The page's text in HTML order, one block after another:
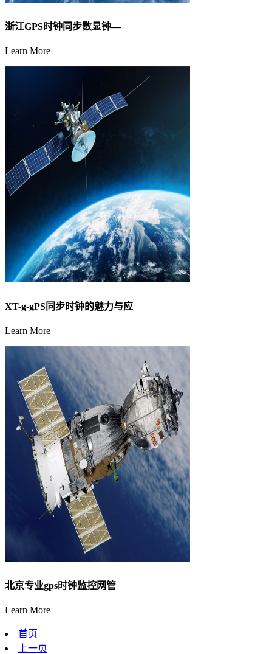
浙江GPS时钟同步数显钟—
Learn More
XT-g-gPS同步时钟的魅力与应
Learn More
北京专业gps时钟监控网管
Learn More
首页
上一页